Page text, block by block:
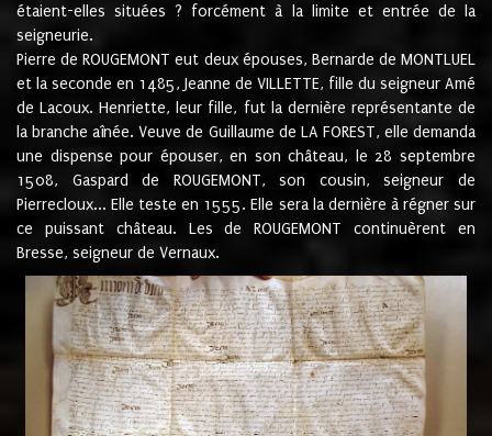
étaient-elles situées ? forcément à la limite et entrée de la
seigneurie.
Pierre de ROUGEMONT eut deux épouses, Bernarde de MONTLUEL
et la seconde en 1485, Jeanne de VILLETTE, fille du seigneur Amé
de Lacoux. Henriette, leur fille, fut la dernière représentante de
la branche aînée. Veuve de Guillaume de LA FOREST, elle demanda
une dispense pour épouser, en son château, le 28 septembre
1508, Gaspard de ROUGEMONT, son cousin, seigneur de
Pierrecloux... Elle teste en 1555. Elle sera la dernière à régner sur
ce puissant château. Les de ROUGEMONT continuèrent en
Bresse, seigneur de Vernaux.